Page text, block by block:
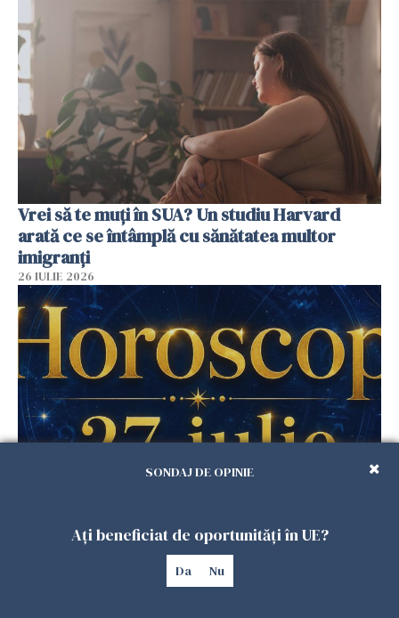
Vrei să te muți în SUA? Un studiu Harvard
arată ce se întâmplă cu sănătatea multor
imigranți
26 IULIE 2026
neașteptate pentru unele zodii
SONDAJ DE OPINIE
Ați beneficiat de oportunități în UE?
Da Nu